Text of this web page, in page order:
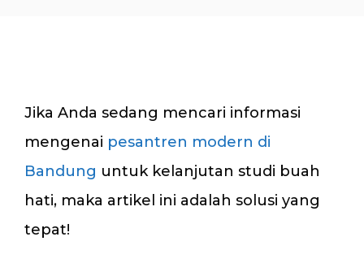
Jika Anda sedang mencari informasi
mengenai pesantren modern di
Bandung untuk kelanjutan studi buah
hati, maka artikel ini adalah solusi yang
tepat!